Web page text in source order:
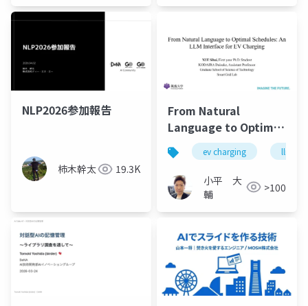
NLP2026参加報告
柿木幹太 19.3K
From Natural
Language to Optimal
Schedules: An LLM
Interface for EV
Charging
ev charging llm
小平 大
輔
>100